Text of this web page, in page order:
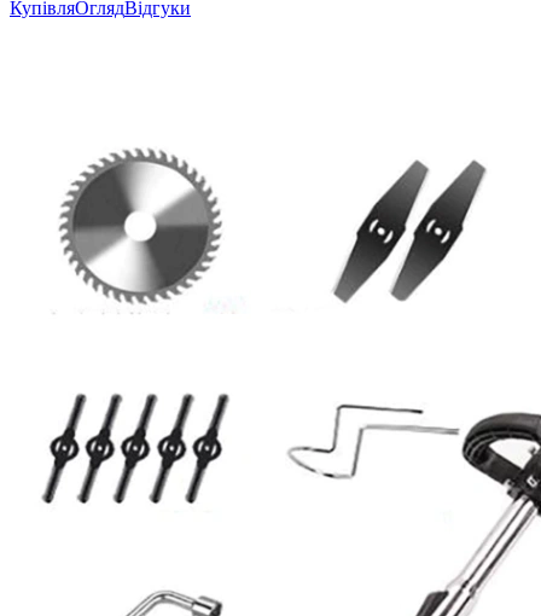
КупівляОглядВідгуки